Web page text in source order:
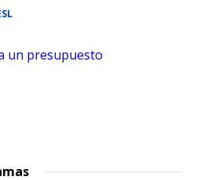
un presupuesto